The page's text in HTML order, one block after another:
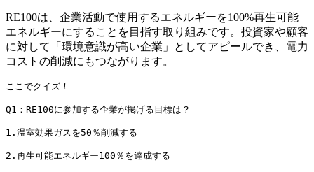
RE100は、企業活動で使用するエネルギーを100%再生可能
エネルギーにすることを目指す取り組みです。投資家や顧客
に対して「環境意識が高い企業」としてアピールでき、電力
コストの削減にもつながります。
ここでクイズ！
Q1：RE100に参加する企業が掲げる目標は？
1.温室効果ガスを50％削減する
2.再生可能エネルギー100％を達成する